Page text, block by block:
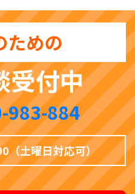
ための
受付中
983-884
（土曜日対応可）